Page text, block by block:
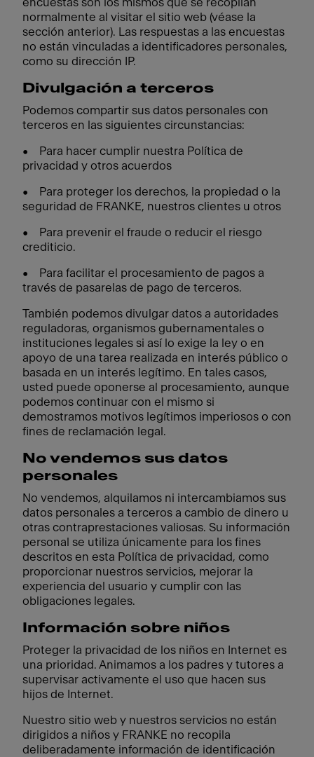
encuestas son los mismos que se recopilan
normalmente al visitar el sitio web (véase la
sección anterior). Las respuestas a las encuestas
no están vinculadas a identificadores personales,
como su dirección IP.
Divulgación a terceros
Podemos compartir sus datos personales con
terceros en las siguientes circunstancias:
• Para hacer cumplir nuestra Política de
privacidad y otros acuerdos
• Para proteger los derechos, la propiedad o la
seguridad de FRANKE, nuestros clientes u otros
• Para prevenir el fraude o reducir el riesgo
crediticio.
• Para facilitar el procesamiento de pagos a
través de pasarelas de pago de terceros.
También podemos divulgar datos a autoridades
reguladoras, organismos gubernamentales o
instituciones legales si así lo exige la ley o en
apoyo de una tarea realizada en interés público o
basada en un interés legítimo. En tales casos,
usted puede oponerse al procesamiento, aunque
podemos continuar con el mismo si
demostramos motivos legítimos imperiosos o con
fines de reclamación legal.
No vendemos sus datos
personales
No vendemos, alquilamos ni intercambiamos sus
datos personales a terceros a cambio de dinero u
otras contraprestaciones valiosas. Su información
personal se utiliza únicamente para los fines
descritos en esta Política de privacidad, como
proporcionar nuestros servicios, mejorar la
experiencia del usuario y cumplir con las
obligaciones legales.
Información sobre niños
Proteger la privacidad de los niños en Internet es
una prioridad. Animamos a los padres y tutores a
supervisar activamente el uso que hacen sus
hijos de Internet.
Nuestro sitio web y nuestros servicios no están
dirigidos a niños y FRANKE no recopila
deliberadamente información de identificación